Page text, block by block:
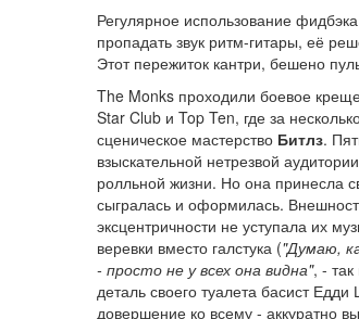
Регулярное использование
пропадать звук ритм-гитары, её
Этот пережиток кантри, бешено
The Monks проходили боевое
Star Club и Top Ten, где за
сценическое мастерство Битлз.
взыскательной нетрезвой
ролльной жизни. Но она принесла
сыгралась и оформилась.
эксцентричности не уступала их
веревки вместо галстука ("Думаю,
- просто не у всех она видна", -
деталь своего туалета басист Едди
довершение ко всему - аккуратно